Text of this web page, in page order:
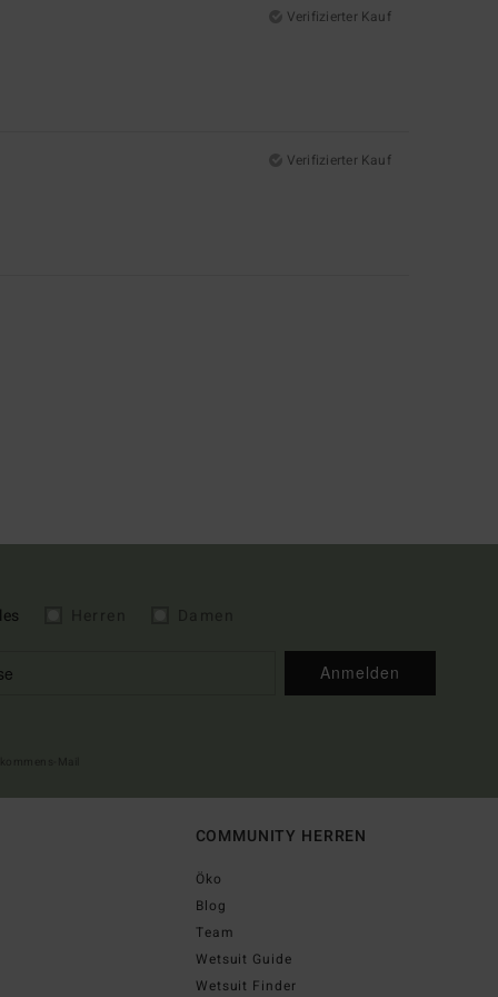
Verifizierter Kauf
Verifizierter Kauf
Anmelden
COMMUNITY HERREN
Öko
Blog
Team
Wetsuit Guide
Wetsuit Finder